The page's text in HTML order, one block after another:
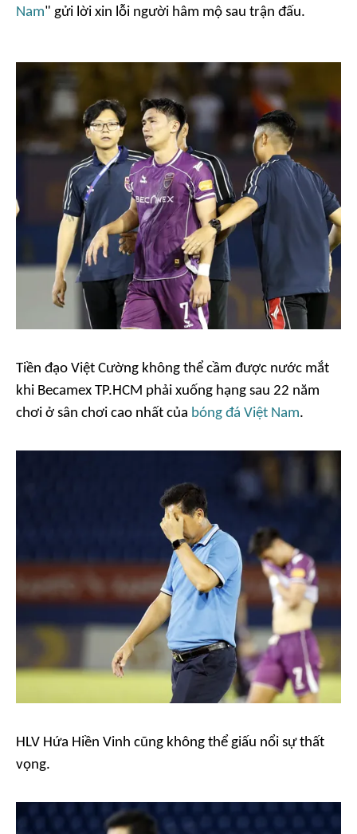
Nam" gửi lời xin lỗi người hâm mộ sau trận đấu.
Tiền đạo Việt Cường không thể cầm được nước mắt
khi Becamex TP.HCM phải xuống hạng sau 22 năm
chơi ở sân chơi cao nhất của bóng đá Việt Nam.
HLV Hứa Hiền Vinh cũng không thể giấu nổi sự thất
vọng.